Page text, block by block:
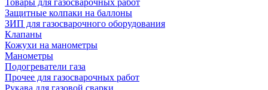
Товары для газосварочных работ
Защитные колпаки на баллоны
ЗИП для газосварочного оборудования
Клапаны
Кожухи на манометры
Манометры
Подогреватели газа
Прочее для газосварочных работ
Рукава для газовой сварки